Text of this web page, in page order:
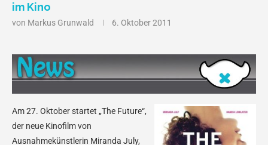
im Kino
von Markus Grunwald 6. Oktober 2011
Am 27. Oktober startet „The Future“,
der neue Kinofilm von
Ausnahmekünstlerin Miranda July,